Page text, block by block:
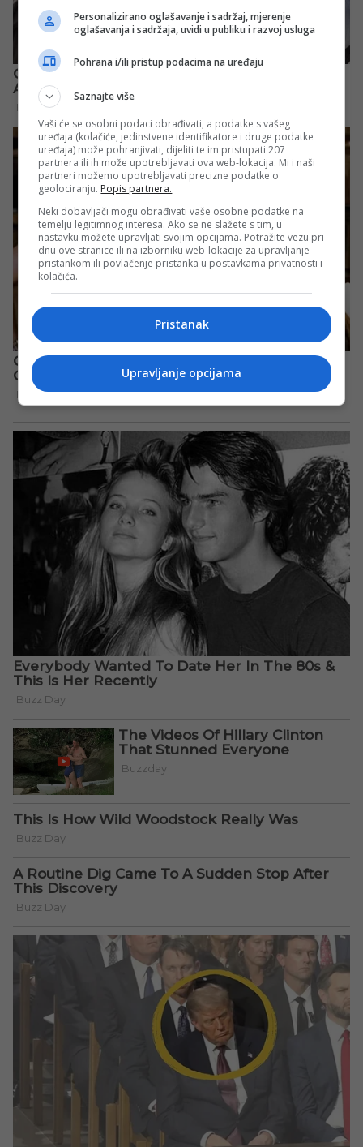
Personalizirano oglašavanje i sadržaj, mjerenje
oglašavanja i sadržaja, uvidi u publiku i razvoj usluga
Pohrana i/ili pristup podacima na uređaju
Saznajte više
Vaši će se osobni podaci obrađivati, a podatke s vašeg
uređaja (kolačiće, jedinstvene identifikatore i druge podatke
uređaja) može pohranjivati, dijeliti te im pristupati 207
partnera ili ih može upotrebljavati ova web-lokacija. Mi i naši
partneri možemo upotrebljavati precizne podatke o
geolociranju. Popis partnera.
Neki dobavljači mogu obrađivati vaše osobne podatke na
temelju legitimnog interesa. Ako se ne slažete s tim, u
nastavku možete upravljati svojim opcijama. Potražite vezu pri
dnu ove stranice ili na izborniku web-lokacije za upravljanje
pristankom ili povlačenje pristanka u postavkama privatnosti i
kolačića.
Pristanak
Upravljanje opcijama